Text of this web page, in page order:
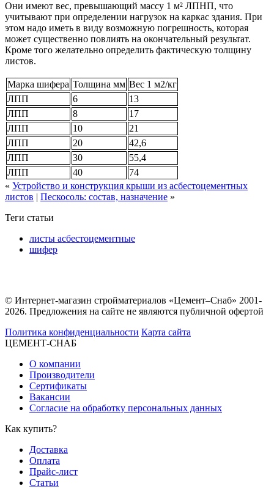
Они имеют вес, превышающий массу 1 м² ЛПНП, что
учитывают при определении нагрузок на каркас здания. При
этом надо иметь в виду возможную погрешность, которая
может существенно повлиять на окончательный результат.
Кроме того желательно определить фактическую толщину
листов.
Марка шифера Толщина мм Вес 1 м2/кг
ЛПП
6
13
ЛПП
8
17
ЛПП
10
21
ЛПП
20
42,6
ЛПП
30
55,4
ЛПП
40
74
« Устройство и конструкция крыши из асбестоцементных
листов | Пескосоль: состав, назначение »
Теги статьи
листы асбестоцементные
шифер
© Интернет-магазин стройматериалов «Цемент–Снаб» 2001-
2026. Предложения на сайте не являются публичной офертой
Политика конфиденциальности Карта сайта
ЦЕМЕНТ-СНАБ
О компании
Производители
Сертификаты
Вакансии
Согласие на обработку персональных данных
Как купить?
Доставка
Оплата
Прайс-лист
Статьи